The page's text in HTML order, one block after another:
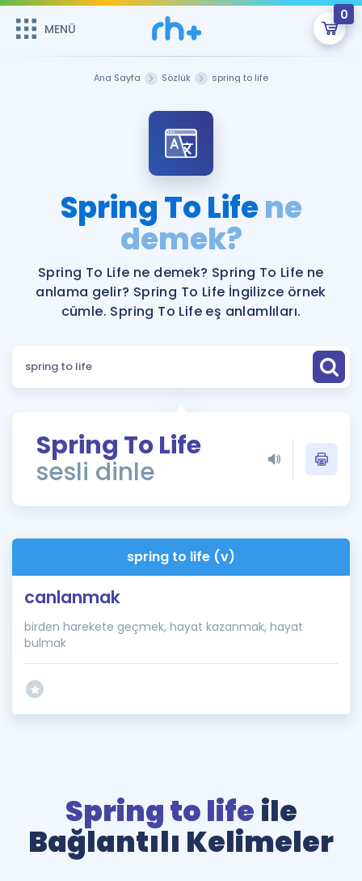
MENÜ
0
Şifremi Hatırlamıyorum
Sepetin Şu An Boş.
Remzi Hoca ile seni sınava hazırlayacak onlarca eğitim seni
bekliyor!
MENÜ
Katılımcı Görüşleri
Faydalı Araçlar
Ücretsiz Kaynaklar
Puan Hesaplama
ÖSYM Sınav Takvimi
Kampanyalar
İngilizce Gramer
İngilizce Gramer
Ana Sayfa Sözlük spring to life
Spring To Lifene
demek?
Spring To Life ne demek? Spring To Life ne
anlama gelir? Spring To Life İngilizce örnek
cümle. Spring To Life eş anlamlıları.
Spring To Life
sesli dinle
spring to life (v)
canlanmak
birden harekete geçmek, hayat kazanmak, hayat
bulmak
Spring to life ile
Bağlantılı Kelimeler